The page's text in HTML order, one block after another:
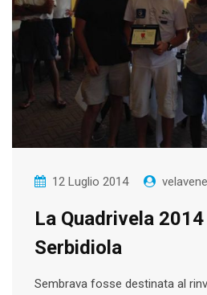
12 Luglio 2014
La Quadrivela
Serbidiola
Sembrava fosse destinata al